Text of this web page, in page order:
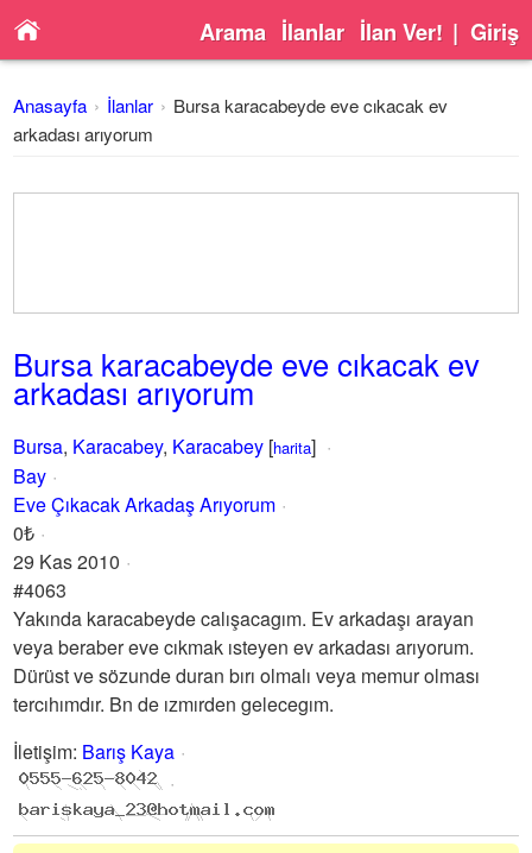
Arama İlanlar İlan Ver! | Giriş
Anasayfa İlanlar
Bursa karacabeyde eve cıkacak ev
arkadası arıyorum
Bursa karacabeyde eve cıkacak ev
arkadası arıyorum
Bursa, Karacabey, Karacabey [harita]
Bay
Eve Çıkacak Arkadaş Arıyorum
0₺
29 Kas 2010
#4063
Yakında karacabeyde calışacagım. Ev arkadaşı arayan
veya beraber eve cıkmak ısteyen ev arkadası arıyorum.
Dürüst ve sözunde duran bırı olmalı veya memur olması
tercıhımdır. Bn de ızmırden gelecegım.
İletişim: Barış Kaya